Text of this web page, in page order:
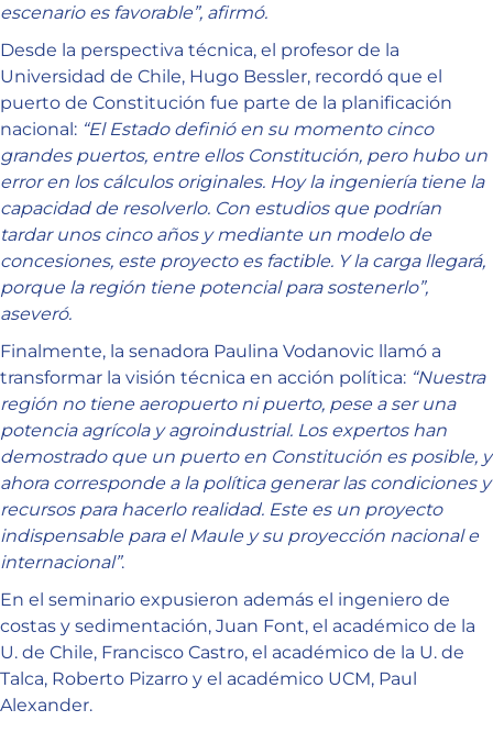
escenario es favorable”, afirmó.
Desde la perspectiva técnica, el profesor de la
Universidad de Chile, Hugo Bessler, recordó que el
puerto de Constitución fue parte de la planificación
nacional: “El Estado definió en su momento cinco
grandes puertos, entre ellos Constitución, pero hubo un
error en los cálculos originales. Hoy la ingeniería tiene la
capacidad de resolverlo. Con estudios que podrían
tardar unos cinco años y mediante un modelo de
concesiones, este proyecto es factible. Y la carga llegará,
porque la región tiene potencial para sostenerlo”,
aseveró.
Finalmente, la senadora Paulina Vodanovic llamó a
transformar la visión técnica en acción política: “Nuestra
región no tiene aeropuerto ni puerto, pese a ser una
potencia agrícola y agroindustrial. Los expertos han
demostrado que un puerto en Constitución es posible, y
ahora corresponde a la política generar las condiciones y
recursos para hacerlo realidad. Este es un proyecto
indispensable para el Maule y su proyección nacional e
internacional”.
En el seminario expusieron además el ingeniero de
costas y sedimentación, Juan Font, el académico de la
U. de Chile, Francisco Castro, el académico de la U. de
Talca, Roberto Pizarro y el académico UCM, Paul
Alexander.